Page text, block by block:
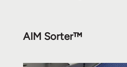
AIM Sorter™